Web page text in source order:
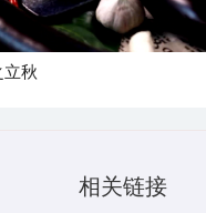
立秋
相关链接